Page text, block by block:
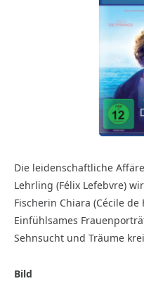
Die leidenschaftliche
Lehrling (Félix Lefebvre)
Fischerin Chiara (Cécile
Einfühlsames
Sehnsucht und Träume
Bild